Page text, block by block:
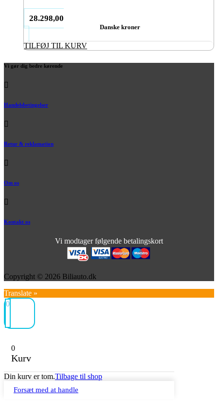
28.298,00
Danske kroner
TILFØJ TIL KURV
Vi gør dig bedre kørende
Handelsbetingelser
Retur & reklamation
Om os
Kontakt os
Vi modtager følgende betalingskort
Copyright © 2026 Biliauto.dk
Translate »
0
0
Kurv
Din kurv er tom.Tilbage til shop
Forsæt med at handle